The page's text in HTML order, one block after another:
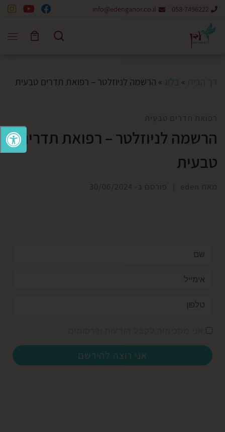
Skip to content
058-7496222
info@edenganor.co.il
Search
דך הבית » בלוג » הרשמה לניוזלטר – רפואת תדרים טבעית
רפואת תדרים טבעית
הרשמה לניוזלטר – רפואת תדרים
טבעית
מאת eden פורסם ב- 30/06/2024
אני רוצה להירשם